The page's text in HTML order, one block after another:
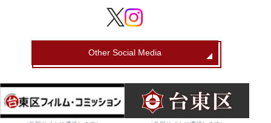
Other Social Media